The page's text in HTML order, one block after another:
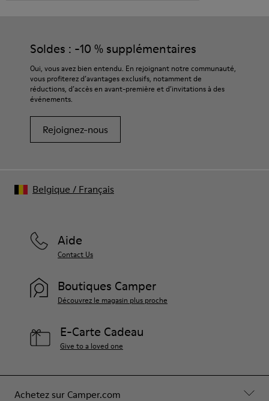
Soldes : -10 % supplémentaires
Oui, vous avez bien entendu. En rejoignant notre communauté,
vous profiterez d’avantages exclusifs, notamment de
réductions, d’accès en avant-première et d’invitations à des
événements.
Rejoignez-nous
Achetez sur Camper.com
Aide
Contact Us
Boutiques Camper
Découvrez le magasin plus proche
E-Carte Cadeau
Give to a loved one
Belgique / Français